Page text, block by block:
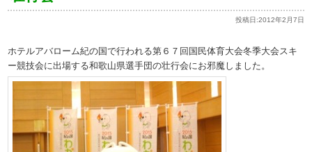
投稿日:2012年2月7日
ホテルアバローム紀の国で行われる第６７回国民体育大会冬季大会スキ
ー競技会に出場する和歌山県選手団の壮行会にお邪魔しました。